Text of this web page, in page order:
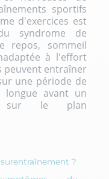
sportifs
d'exercices est
syndrome de
repos, sommeil
à l'effort
peuvent entraîner
une période de
avant un
sur le plan
?